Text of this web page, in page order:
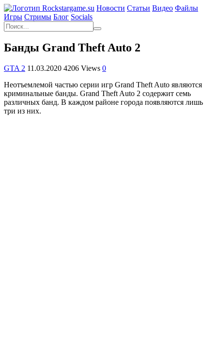
Новости Статьи Видео Файлы
Игры Cтримы Блог Socials
Банды Grand Theft Auto 2
GTA 2 11.03.2020 4206 Views 0
Неотъемлемой частью серии игр Grand Theft Auto являются
криминальные банды. Grand Theft Auto 2 содержит семь
различных банд. В каждом районе города появляются лишь
три из них.